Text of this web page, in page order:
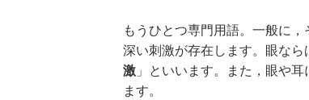
もうひとつ専門用語。一般に
深い刺激が存在します。眼な
激 」といいます。また，眼や
ます。